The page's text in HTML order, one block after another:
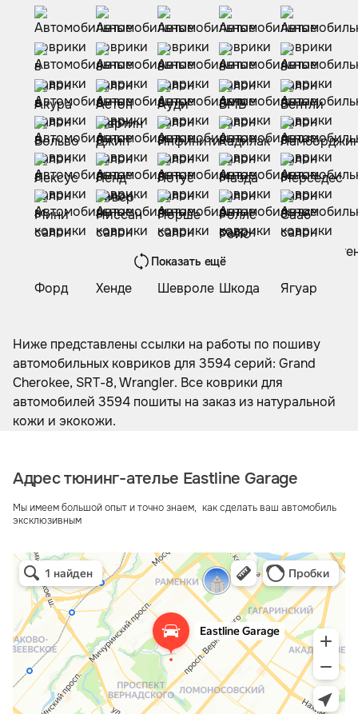
Показать ещё
Ниже представлены ссылки на работы по пошиву
автомобильных ковриков для 3594 серий: Grand
Cherokee, SRT-8, Wrangler. Все коврики для
автомобилей 3594 пошиты на заказ из натуральной
кожи и экокожи.
Адрес тюнинг-ателье Eastline Garage
Мы имеем большой опыт и точно знаем, как сделать ваш автомобиль
эксклюзивным